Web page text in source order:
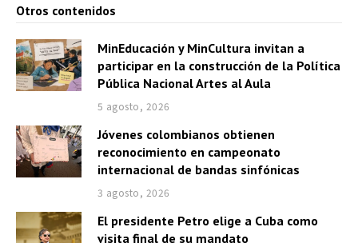
Otros contenidos
MinEducación y MinCultura invitan a
participar en la construcción de la Política
Pública Nacional Artes al Aula
5 agosto, 2026
Jóvenes colombianos obtienen
reconocimiento en campeonato
internacional de bandas sinfónicas
3 agosto, 2026
El presidente Petro elige a Cuba como
visita final de su mandato